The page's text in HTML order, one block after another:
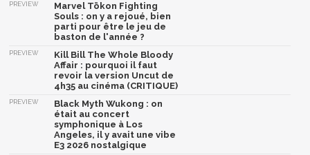
PREVIEW
Marvel Tōkon Fighting
Souls : on y a rejoué, bien
parti pour être le jeu de
baston de l'année ?
PREVIEW
Kill Bill The Whole Bloody
Affair : pourquoi il faut
revoir la version Uncut de
4h35 au cinéma (CRITIQUE)
PREVIEW
Black Myth Wukong : on
était au concert
symphonique à Los
Angeles, il y avait une vibe
E3 2026 nostalgique